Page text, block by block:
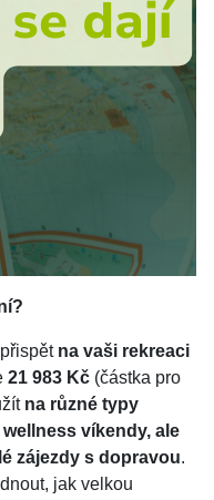
na vaši rekreaci
21 983 Kč (částka pro
na různé typy
víkendy, ale
zájezdy s dopravou.
jak velkou